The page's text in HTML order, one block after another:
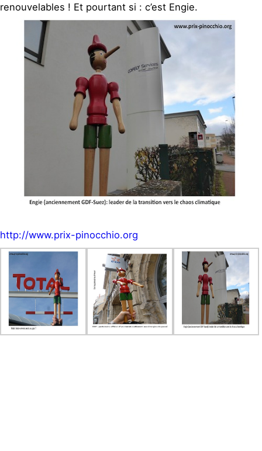
renouvelables ! Et pourtant si : c’est Engie.
http://www.prix-pinocchio.org